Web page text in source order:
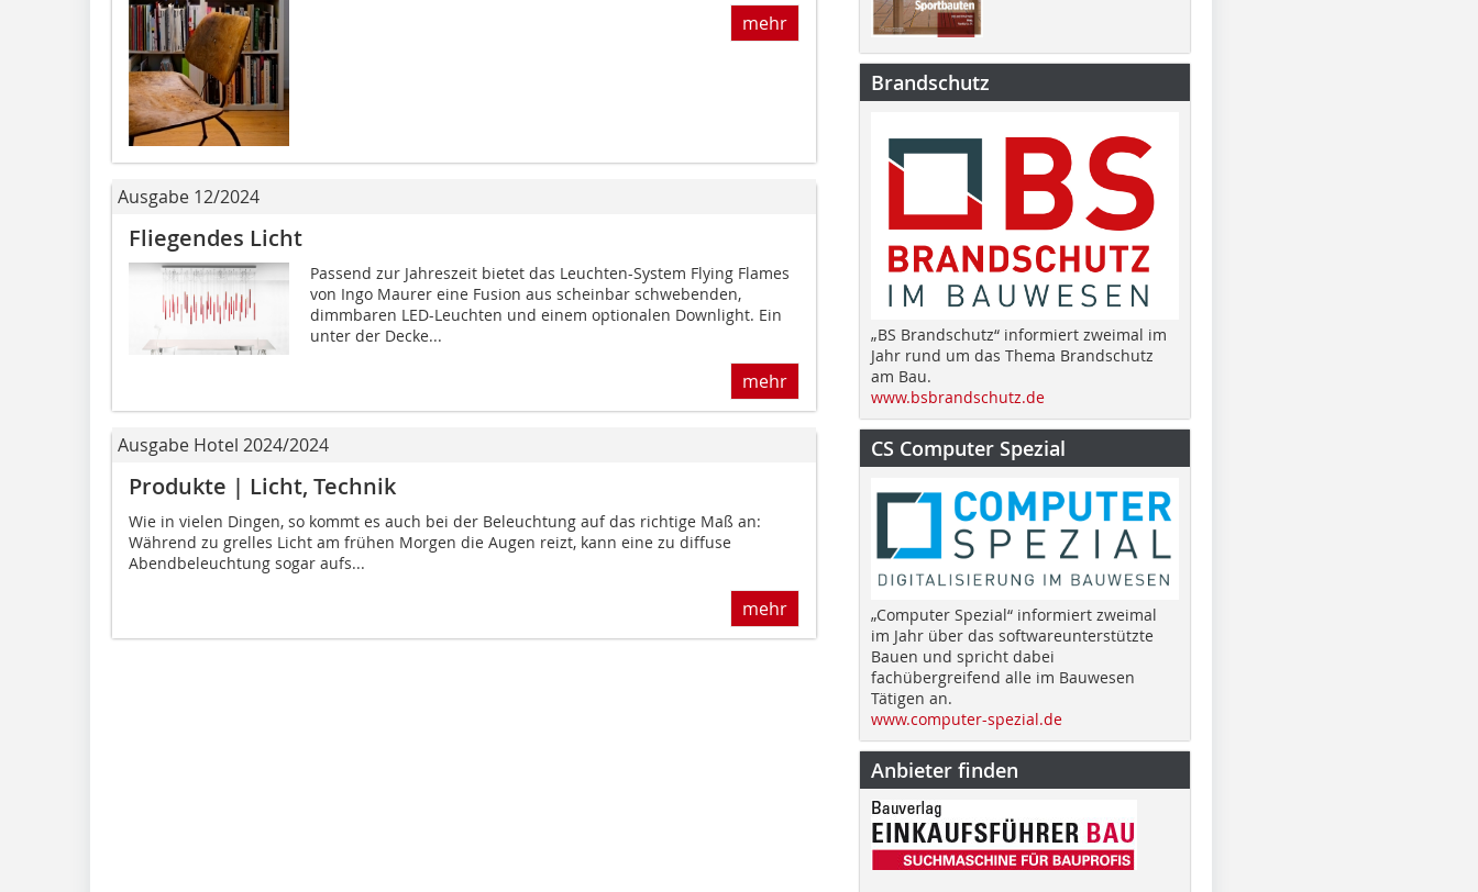
mehr
Ausgabe 12/2024
Fliegendes Licht
Passend zur Jahreszeit bietet das Leuchten-System Flying Flames
von Ingo Maurer eine Fusion aus scheinbar schwebenden,
dimmbaren LED-Leuchten und einem optionalen Downlight. Ein
unter der Decke...
mehr
Ausgabe Hotel 2024/2024
Produkte | Licht, Technik
Wie in vielen Dingen, so kommt es auch bei der Beleuchtung auf das richtige Maß an:
Während zu grelles Licht am frühen Morgen die Augen reizt, kann eine zu diffuse
Abendbeleuchtung sogar aufs...
mehr
Brandschutz
„BS Brandschutz“ informiert zweimal im
Jahr rund um das Thema Brandschutz
am Bau.
www.bsbrandschutz.de
CS Computer Spezial
„Computer Spezial“ informiert zweimal
im Jahr über das softwareunterstützte
Bauen und spricht dabei
fachübergreifend alle im Bauwesen
Tätigen an.
www.computer-spezial.de
Anbieter finden